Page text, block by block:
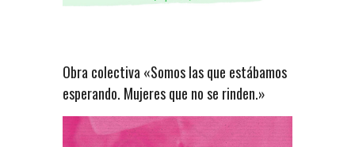
Obra colectiva «Somos las que estábamos
esperando. Mujeres que no se rinden.»